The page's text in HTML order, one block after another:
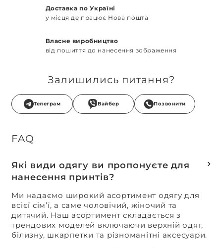
Доставка по Україні
у місця де працює Нова пошта
Власне виробництво
від пошиття до нанесення зображення
Залишились питання?
Телеграм Вайбер Позвонити
FAQ
Які види одягу ви пропонуєте для
нанесення принтів?
Ми надаємо широкий асортимент одягу для
всієї сім’ї, а саме чоловічий, жіночий та
дитячий. Наш асортимент складається з
трендових моделей включаючи верхній одяг,
білизну, шкарпетки та різноманітні аксесуари.